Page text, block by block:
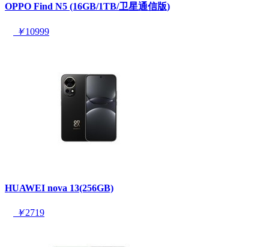
OPPO Find N5 (16GB/1TB/卫星通信版)
￥10999
HUAWEI nova 13(256GB)
￥2719